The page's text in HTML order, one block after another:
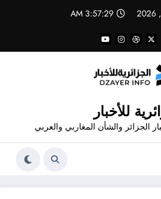
3:57:31 AM
للأخبار
الجزائر والشأن المغاربي والعربي